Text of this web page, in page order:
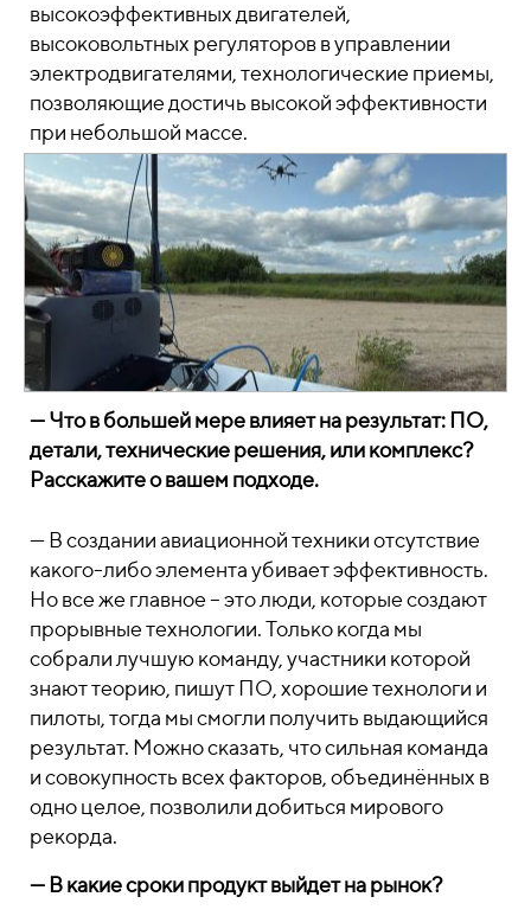
высокоэффективных двигателей,
высоковольтных регуляторов в управлении
электродвигателями, технологические приемы,
позволяющие достичь высокой эффективности
при небольшой массе.
— Что в большей мере влияет на результат: ПО,
детали, технические решения, или комплекс?
Расскажите о вашем подходе.
— В создании авиационной техники отсутствие
какого-либо элемента убивает эффективность.
Но все же главное – это люди, которые создают
прорывные технологии. Только когда мы
собрали лучшую команду, участники которой
знают теорию, пишут ПО, хорошие технологи и
пилоты, тогда мы смогли получить выдающийся
результат. Можно сказать, что сильная команда
и совокупность всех факторов, объединённых в
одно целое, позволили добиться мирового
рекорда.
— В какие сроки продукт выйдет на рынок?